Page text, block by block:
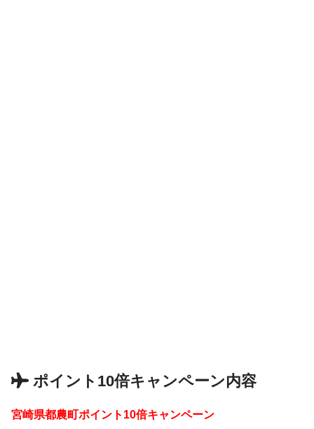
ポイント10倍キャンペーン内容
宮崎県都農町ポイント10倍キャンペーン